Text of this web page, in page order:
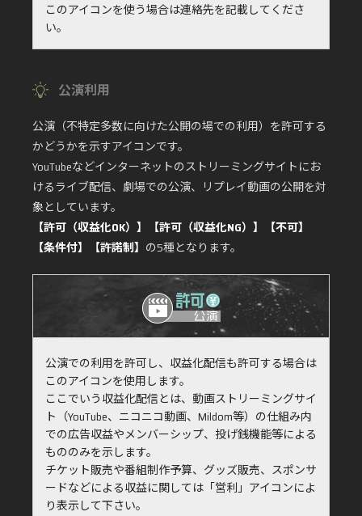
このアイコンを使う場合は連絡先を記載してくださ
い。
公演利用
公演（不特定多数に向けた公開の場での利用）を許可する
かどうかを示すアイコンです。
YouTubeなどインターネットのストリーミングサイトにお
けるライブ配信、劇場での公演、リプレイ動画の公開を対
象としています。
【許可（収益化OK）】【許可（収益化NG）】【不可】
【条件付】【許諾制】 の5種となります。
公演での利用を許可し、収益化配信も許可する場合は
このアイコンを使用します。
ここでいう収益化配信とは、動画ストリーミングサイ
ト（YouTube、ニコニコ動画、Mildom等）の仕組み内
での広告収益やメンバーシップ、投げ銭機能等による
もののみを示します。
チケット販売や番組制作予算、グッズ販売、スポンサ
ードなどによる収益に関しては「営利」アイコンによ
り表示して下さい。